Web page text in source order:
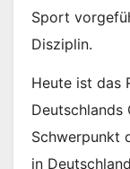
Sport
Disziplin.
Heute ist das
Deutschlands
Schwerpunkt
in